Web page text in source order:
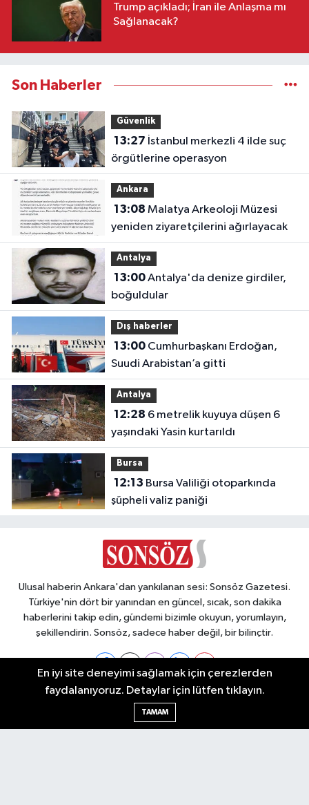
Trump açıkladı; İran ile Anlaşma mı
Sağlanacak?
Son Haberler
Güvenlik
13:27
örgütlerine operasyon
Ankara
13:08
yeniden ziyaretçilerini ağırlayacak
Antalya
13:00Antalya'da denize girdiler,
boğuldular
Dış haberler
13:00Cumhurbaşkanı Erdoğan,
Suudi Arabistan’a gitti
Antalya
12:28
yaşındaki Yasin kurtarıldı
Bursa
12:13
şüpheli valiz paniği
Ulusal haberin Ankara'dan yankılanan sesi: Sonsöz Gazetesi.
Türkiye'nin dört bir yanından en güncel, sıcak, son dakika
haberlerini takip edin, gündemi bizimle okuyun, yorumlayın,
şekillendirin. Sonsöz, sadece haber değil, bir bilinçtir.
Ankara Nöbetçi Eczaneler
En iyi site deneyimi sağlamak için çerezlerden
faydalanıyoruz. Detaylar için lütfen tıklayın.
TAMAM